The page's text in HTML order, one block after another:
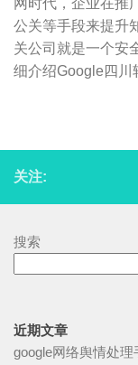
网时代，企业在推
公关等手段来提升
关公司就是一个安
细介绍Google四川
关注:
搜索
近期文章
google网络舆情处理